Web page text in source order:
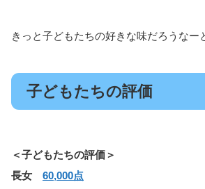
きっと子どもたちの好きな味だろうなー
子どもたちの評価
＜子どもたちの評価＞
長女 60,000点